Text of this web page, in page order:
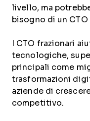
livello, ma
bisogno di un
I CTO frazionari
tecnologiche,
principali come
trasformazioni
aziende di
competitivo.